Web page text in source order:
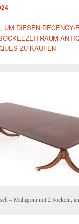
UM DIESEN REGENCY-
ZEITRAUM
ZU KAUFEN
– Mahagoni mit 2 Sockeln,